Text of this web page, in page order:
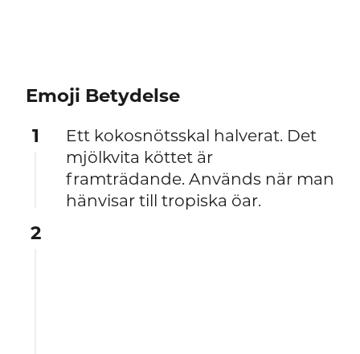
Emoji Betydelse
1
Ett kokosnötsskal halverat. Det
mjölkvita köttet är
framträdande. Används när man
hänvisar till tropiska öar.
2